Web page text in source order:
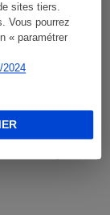
sites tiers.
Vous pourrez
« paramétrer
2024
(vidéo)